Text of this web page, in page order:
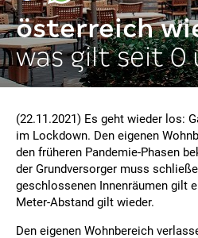
österreich
was gilt seit 0
(22.11.2021) Es geht wieder los:
im Lockdown. Den eigenen
den früheren Pandemie-Phasen
der Grundversorger muss
geschlossenen Innenräumen gilt
Meter-Abstand gilt wieder.
Den eigenen Wohnbereich